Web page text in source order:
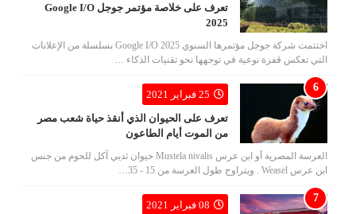
تعرف على خلاصة مؤتمر جوجل Google I/O
2025
اختتمت شركة جوجل مؤتمرها السنوي Google I/O 2025 بسلسلة من الإعلانات
التي تعكس قفزة نوعية في توجهها نحو تقنيات الذكاء …
25 فبراير 2021
تعرف على الحيوان الذي أنقذ حياة شعب مصر
من الموت أيام الطاعون
العرسة المصرية أو ابن عرس Mustela nivalis حيوان ثديي آكل للحوم من جنس
ابن عرس Weasel . ويتراوح طول العرسة من 15 - 35…
08 فبراير 2021